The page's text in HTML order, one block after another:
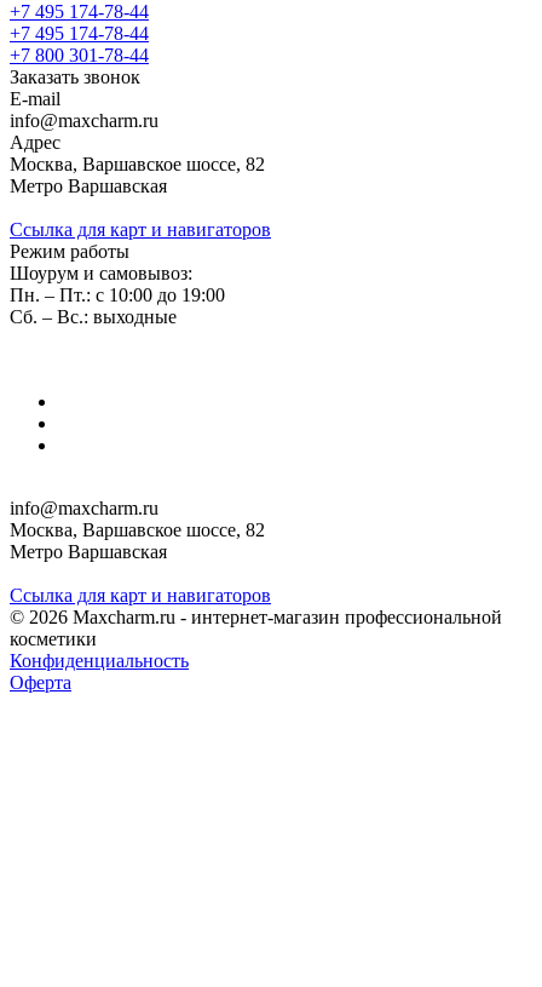
+7 495 174-78-44
+7 495 174-78-44
+7 800 301-78-44
Заказать звонок
E-mail
info@maxcharm.ru
Адрес
Москва, Варшавское шоссе, 82
Метро Варшавская
Ссылка для карт и навигаторов
Режим работы
Шоурум и самовывоз:
Пн. – Пт.: с 10:00 до 19:00
Сб. – Вс.: выходные
info@maxcharm.ru
Москва, Варшавское шоссе, 82
Метро Варшавская
Ссылка для карт и навигаторов
© 2026 Maxcharm.ru - интернет-магазин профессиональной
косметики
Конфиденциальность
Оферта